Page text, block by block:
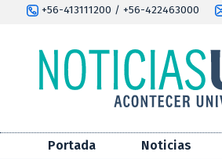
+56-413111200 / +56-422463000
Portada Noticias